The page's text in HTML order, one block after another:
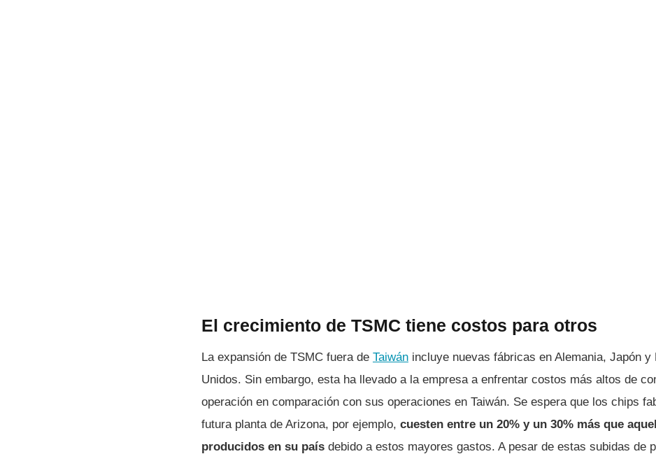
El crecimiento de TSMC tiene costos para otros
La expansión de TSMC fuera de Taiwán incluye nuevas fábricas en Alemania, Japón y
Unidos. Sin embargo, esta ha llevado a la empresa a enfrentar costos más altos de
operación en comparación con sus operaciones en Taiwán. Se espera que los chips
futura planta de Arizona, por ejemplo, cuesten entre un 20% y un 30% más que
producidos en su país debido a estos mayores gastos. A pesar de estas subidas de